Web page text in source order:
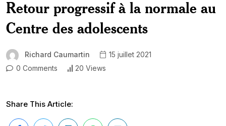
Retour progressif à la normale au
Centre des adolescents
Richard Caumartin
15 juillet 2021
0 Comments
20 Views
Share This Article: